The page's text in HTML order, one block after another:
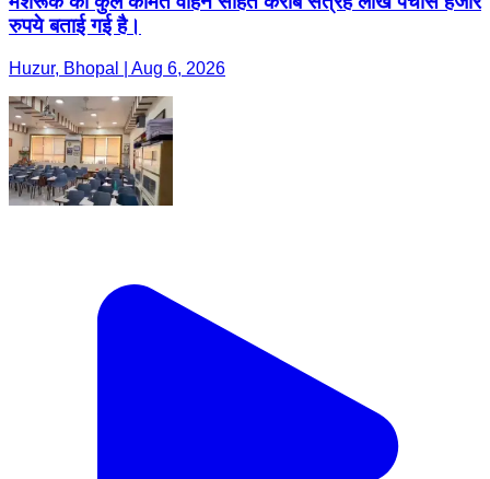
रुपये बताई गई है।
Huzur, Bhopal | Aug 6, 2026